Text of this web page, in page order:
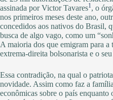
assinada por Victor Tavares1, o
nos primeiros meses deste ano,
concedidos aos nativos do Brasil,
busca de algo vago, como um
A maioria dos que emigram para
extrema-direita bolsonarista e o
Essa contradição, na qual o
novidade. Assim como faz a
econômicas sobre o país